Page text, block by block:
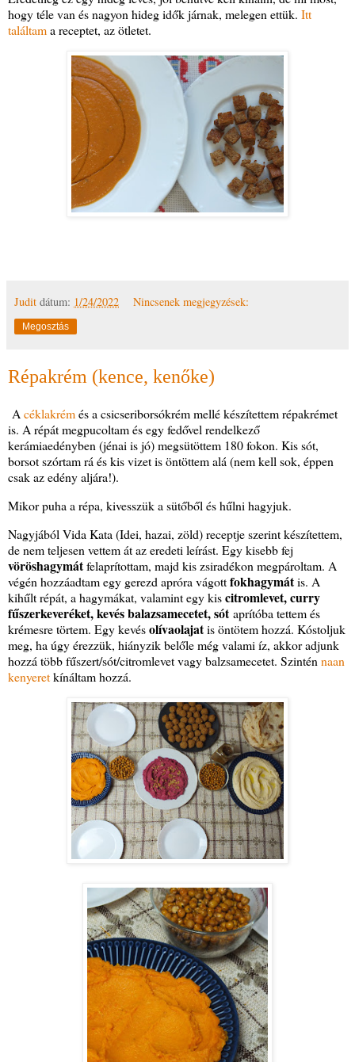
hogy téle van és nagyon hideg idők járnak, melegen ettük. Itt
találtama receptet, az ötletet.
Judit dátum: 1/24/2022 Nincsenek megjegyzések:
Megosztás
Répakrém (kence, kenőke)
Acéklakrémés a csicseriborsókrém mellé készítettem répakrémet
is. A répát megpucoltam és egy fedővel rendelkező
kerámiaedényben (jénai is jó) megsütöttem 180 fokon. Kis sót,
borsot szórtam rá és kis vizet is öntöttem alá (nem kell sok, éppen
csak az edény aljára!).
Mikor puha a répa, kivesszük a sütőből és hűlni hagyjuk.
Nagyjából Vida Kata (Idei, hazai, zöld) receptje szerint készítettem,
de nem teljesen vettem át az eredeti leírást. Egy kisebb fej
vöröshagymátfelaprítottam, majd kis zsiradékon megpároltam. A
végén hozzáadtam egy gerezd apróra vágottfokhagymátis. A
kihűlt répát, a hagymákat, valamint egy kiscitromlevet, curry
fűszerkeveréket, kevés balazsamecetet, sót aprítóba tettem és
krémesre törtem. Egy kevésolívaolajatis öntötem hozzá. Kóstoljuk
meg, ha úgy érezzük, hiányzik belőle még valami íz, akkor adjunk
hozzá több fűszert/sót/citromlevet vagy balzsamecetet. Szintén naan
kenyeretkínáltam hozzá.